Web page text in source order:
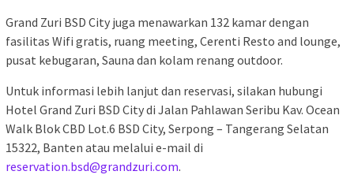
Grand Zuri BSD City juga menawarkan 132 kamar dengan
fasilitas Wifi gratis, ruang meeting, Cerenti Resto and lounge,
pusat kebugaran, Sauna dan kolam renang outdoor.
Untuk informasi lebih lanjut dan reservasi, silakan hubungi
Hotel Grand Zuri BSD City di Jalan Pahlawan Seribu Kav. Ocean
Walk Blok CBD Lot.6 BSD City, Serpong – Tangerang Selatan
15322, Banten atau melalui e-mail di
reservation.bsd@grandzuri.com.